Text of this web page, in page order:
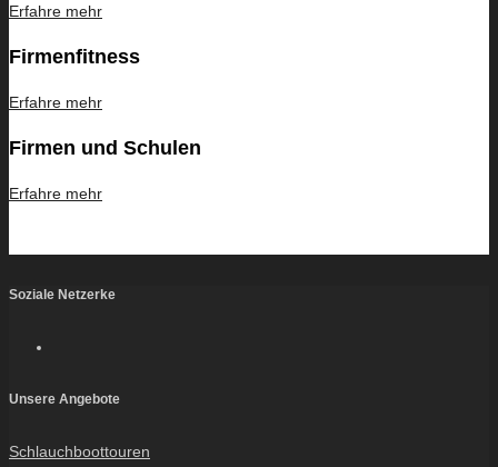
Erfahre mehr
Firmenfitness
Erfahre mehr
Firmen und Schulen
Erfahre mehr
Soziale Netzerke
Unsere Angebote
Schlauchboottouren